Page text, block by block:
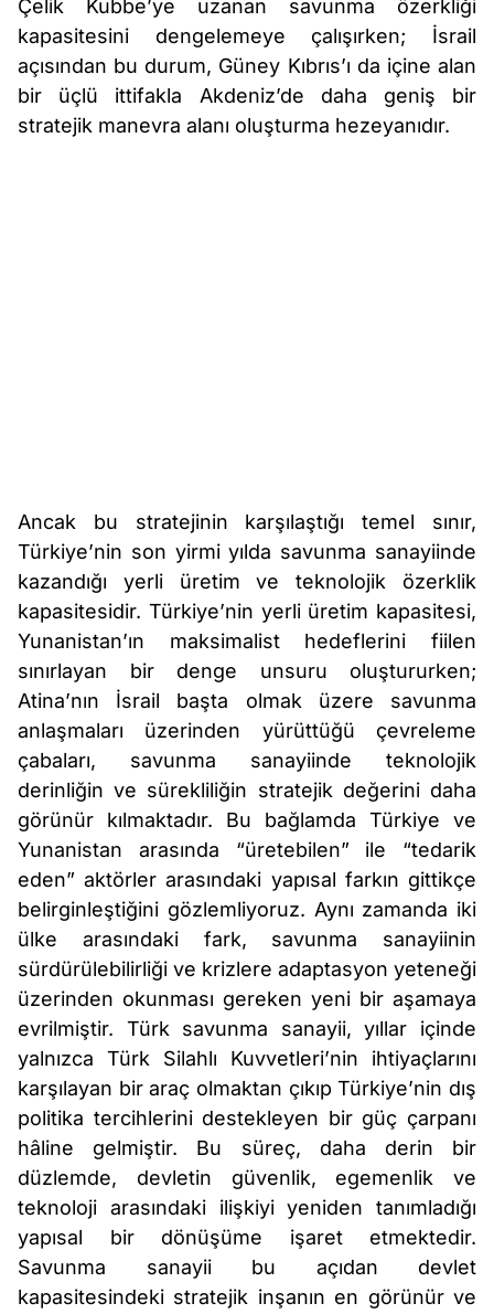
Çelik Kubbe’ye uzanan savunma özerkliği
kapasitesini dengelemeye çalışırken; İsrail
açısından bu durum, Güney Kıbrıs’ı da içine alan
bir üçlü ittifakla Akdeniz’de daha geniş bir
stratejik manevra alanı oluşturma hezeyanıdır.
Ancak bu stratejinin karşılaştığı temel sınır,
Türkiye’nin son yirmi yılda savunma sanayiinde
kazandığı yerli üretim ve teknolojik özerklik
kapasitesidir. Türkiye’nin yerli üretim kapasitesi,
Yunanistan’ın maksimalist hedeflerini fiilen
sınırlayan bir denge unsuru oluştururken;
Atina’nın İsrail başta olmak üzere savunma
anlaşmaları üzerinden yürüttüğü çevreleme
çabaları, savunma sanayiinde teknolojik
derinliğin ve sürekliliğin stratejik değerini daha
görünür kılmaktadır. Bu bağlamda Türkiye ve
Yunanistan arasında “üretebilen” ile “tedarik
eden” aktörler arasındaki yapısal farkın gittikçe
belirginleştiğini gözlemliyoruz. Aynı zamanda iki
ülke arasındaki fark, savunma sanayiinin
sürdürülebilirliği ve krizlere adaptasyon yeteneği
üzerinden okunması gereken yeni bir aşamaya
evrilmiştir. Türk savunma sanayii, yıllar içinde
yalnızca Türk Silahlı Kuvvetleri’nin ihtiyaçlarını
karşılayan bir araç olmaktan çıkıp Türkiye’nin dış
politika tercihlerini destekleyen bir güç çarpanı
hâline gelmiştir. Bu süreç, daha derin bir
düzlemde, devletin güvenlik, egemenlik ve
teknoloji arasındaki ilişkiyi yeniden tanımladığı
yapısal bir dönüşüme işaret etmektedir.
Savunma sanayii bu açıdan devlet
kapasitesindeki stratejik inşanın en görünür ve